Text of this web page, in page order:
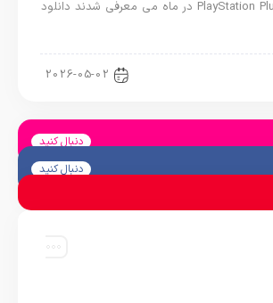
بازی‌های رایگان PlayStation Plus در ماه می معرفی شدند دانلود
2026-05-02
دنبال کنید
دنبال کنید